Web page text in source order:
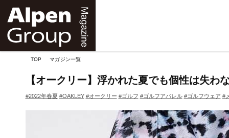
TOP マガジン一覧
【オークリー】浮かれた夏でも個性は失
#2022年春夏 #OAKLEY #オークリー #ゴルフ #ゴルフアパレル #ゴルフウェア #